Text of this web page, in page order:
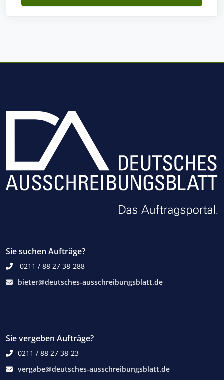
Sie suchen Aufträge?
0211 / 88 27 38-288
bieter@deutsches-ausschreibungsblatt.de
Sie vergeben Aufträge?
0211 / 88 27 38-23
vergabe@deutsches-ausschreibungsblatt.de